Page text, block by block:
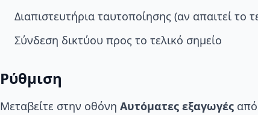
Διαπιστευτήρια ταυτοποίησης (αν απαιτεί το
Σύνδεση δικτύου προς το τελικό σημείο
Ρύθμιση
Μεταβείτε στην οθόνη Αυτόματες εξαγωγές